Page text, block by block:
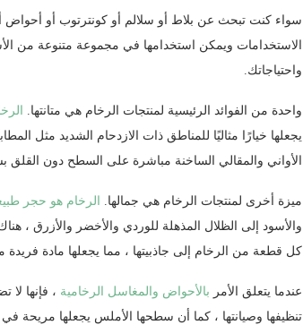
سواء كنت تبحث عن بلاط أو سلالم أو كونترتوب أو
الاستخدامات ويمكن استخدامها في مجموعة متنوعة من
واحتياجاتك.
واحدة من الفوائد الرئيسية لمنتجات الرخام هي متانتها.
يجعلها خيارًا مثاليًا للمناطق ذات الازدحام الشديد مثل
الأواني والمقالي الساخنة مباشرة على السطح دون القلق
ميزة أخرى لمنتجات الرخام هي جمالها. الرخام هو حجر
والأسود إلى الظلال المذهلة للوردي والأخضر والأزرق ،
كل قطعة من الرخام إلى جاذبيتها ، مما يجعلها مادة فريدة
عندما يتعلق الأمر بالأحواض والمغاسل الرخامية ، فإنها
تنظيفها وصيانتها ، كما أن سطحها الأملس يجعلها مريحة في